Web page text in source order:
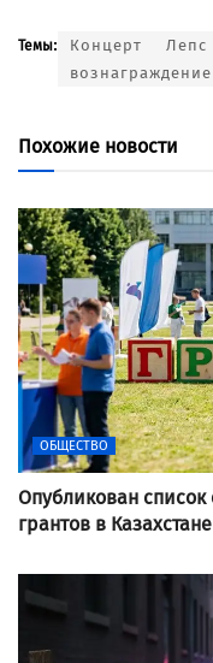
Темы: Концерт Лепс
вознаграждение
Похожие новости
ОБЩЕСТВО
Опубликован
грантов в Казахстане